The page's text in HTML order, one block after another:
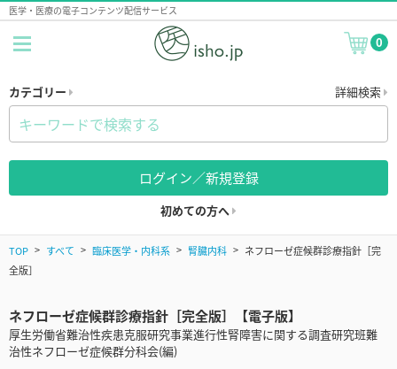
医学・医療の電子コンテンツ配信サービス
0
カテゴリー 詳細検索
ログイン／新規登録
初めての方へ
TOP すべて 臨床医学・内科系 腎臓内科
ネフローゼ症候群診療指針［完
全版］
ネフローゼ症候群診療指針［完全版］【電子版】
厚生労働省難治性疾患克服研究事業進行性腎障害に関する調査研究班難
治性ネフローゼ症候群分科会(編)